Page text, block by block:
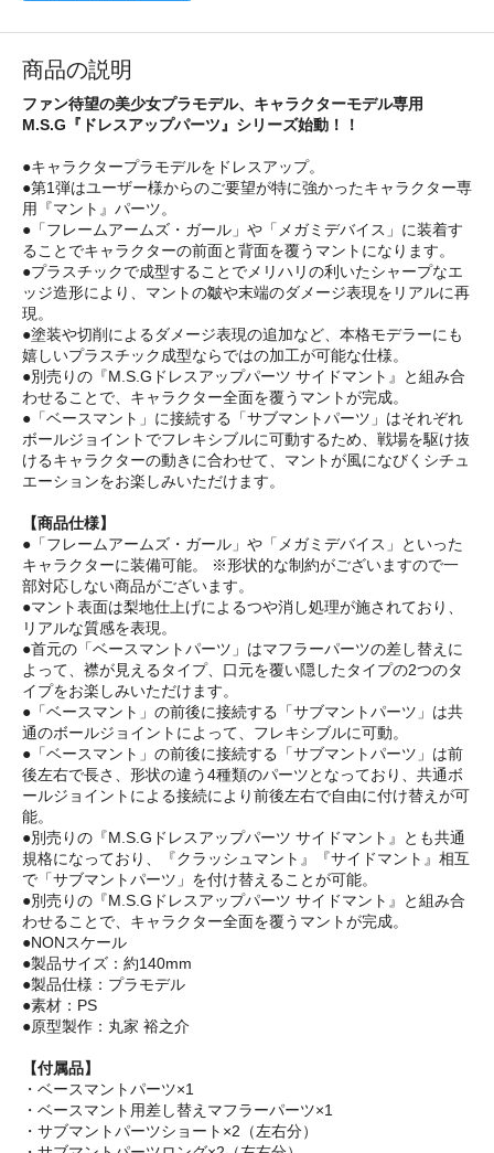
商品の説明
ファン待望の美少女プラモデル、キャラクターモデル専用
M.S.G『ドレスアップパーツ』シリーズ始動！！
●キャラクタープラモデルをドレスアップ。
●第1弾はユーザー様からのご要望が特に強かったキャラクター専
用『マント』パーツ。
●「フレームアームズ・ガール」や「メガミデバイス」に装着す
ることでキャラクターの前面と背面を覆うマントになります。
●プラスチックで成型することでメリハリの利いたシャープなエ
ッジ造形により、マントの皺や末端のダメージ表現をリアルに再
現。
●塗装や切削によるダメージ表現の追加など、本格モデラーにも
嬉しいプラスチック成型ならではの加工が可能な仕様。
●別売りの『M.S.Gドレスアップパーツ サイドマント』と組み合
わせることで、キャラクター全面を覆うマントが完成。
●「ベースマント」に接続する「サブマントパーツ」はそれぞれ
ボールジョイントでフレキシブルに可動するため、戦場を駆け抜
けるキャラクターの動きに合わせて、マントが風になびくシチュ
エーションをお楽しみいただけます。
【商品仕様】
●「フレームアームズ・ガール」や「メガミデバイス」といった
キャラクターに装備可能。 ※形状的な制約がございますので一
部対応しない商品がございます。
●マント表面は梨地仕上げによるつや消し処理が施されており、
リアルな質感を表現。
●首元の「ベースマントパーツ」はマフラーパーツの差し替えに
よって、襟が見えるタイプ、口元を覆い隠したタイプの2つのタ
イプをお楽しみいただけます。
●「ベースマント」の前後に接続する「サブマントパーツ」は共
通のボールジョイントによって、フレキシブルに可動。
●「ベースマント」の前後に接続する「サブマントパーツ」は前
後左右で長さ、形状の違う4種類のパーツとなっており、共通ボ
ールジョイントによる接続により前後左右で自由に付け替えが可
能。
●別売りの『M.S.Gドレスアップパーツ サイドマント』とも共通
規格になっており、『クラッシュマント』『サイドマント』相互
で「サブマントパーツ」を付け替えることが可能。
●別売りの『M.S.Gドレスアップパーツ サイドマント』と組み合
わせることで、キャラクター全面を覆うマントが完成。
●NONスケール
●製品サイズ：約140mm
●製品仕様：プラモデル
●素材：PS
●原型製作：丸家 裕之介
【付属品】
・ベースマントパーツ×1
・ベースマント用差し替えマフラーパーツ×1
・サブマントパーツショート×2（左右分）